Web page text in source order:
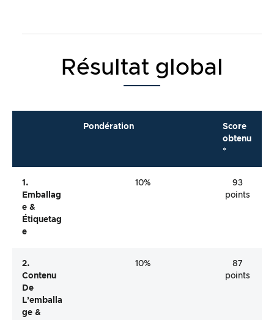
Résultat global
Pondération
Score
obtenu
*
1.
Emballag
E &
Étiquetag
E
10%
93
points
2.
Contenu
De
L’emballa
Ge &
10%
87
points